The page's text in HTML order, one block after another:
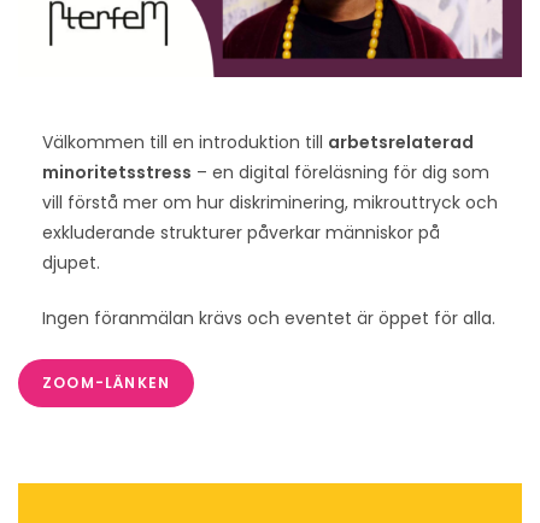
Välkommen till en introduktion till arbetsrelaterad
minoritetsstress – en digital föreläsning för dig som
vill förstå mer om hur diskriminering, mikrouttryck och
exkluderande strukturer påverkar människor på
djupet.
Ingen föranmälan krävs och eventet är öppet för alla.
ZOOM-LÄNKEN